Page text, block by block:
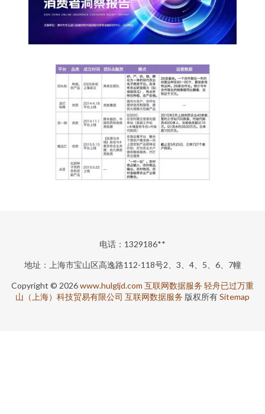
电话：1329186**
地址：上海市宝山区高逸路112-118号2、3、4、5、6、7幢
Copyright © 2026www.hulgljd.com 互联网数据服务 轻舟已过万重
山（上海）科技贸易有限公司 互联网数据服务 版权所有Sitemap